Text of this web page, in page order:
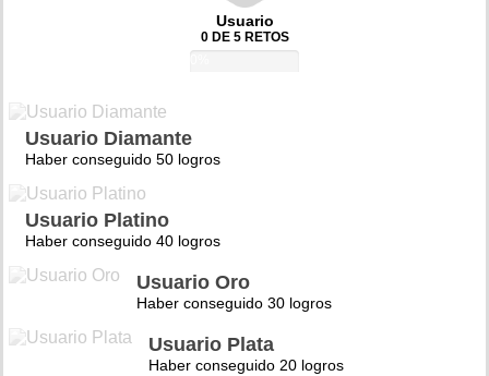
Usuario
0 DE 5 RETOS
Usuario Diamante
Haber conseguido 50 logros
Usuario Platino
Haber conseguido 40 logros
Usuario Oro
Haber conseguido 30 logros
Usuario Plata
Haber conseguido 20 logros